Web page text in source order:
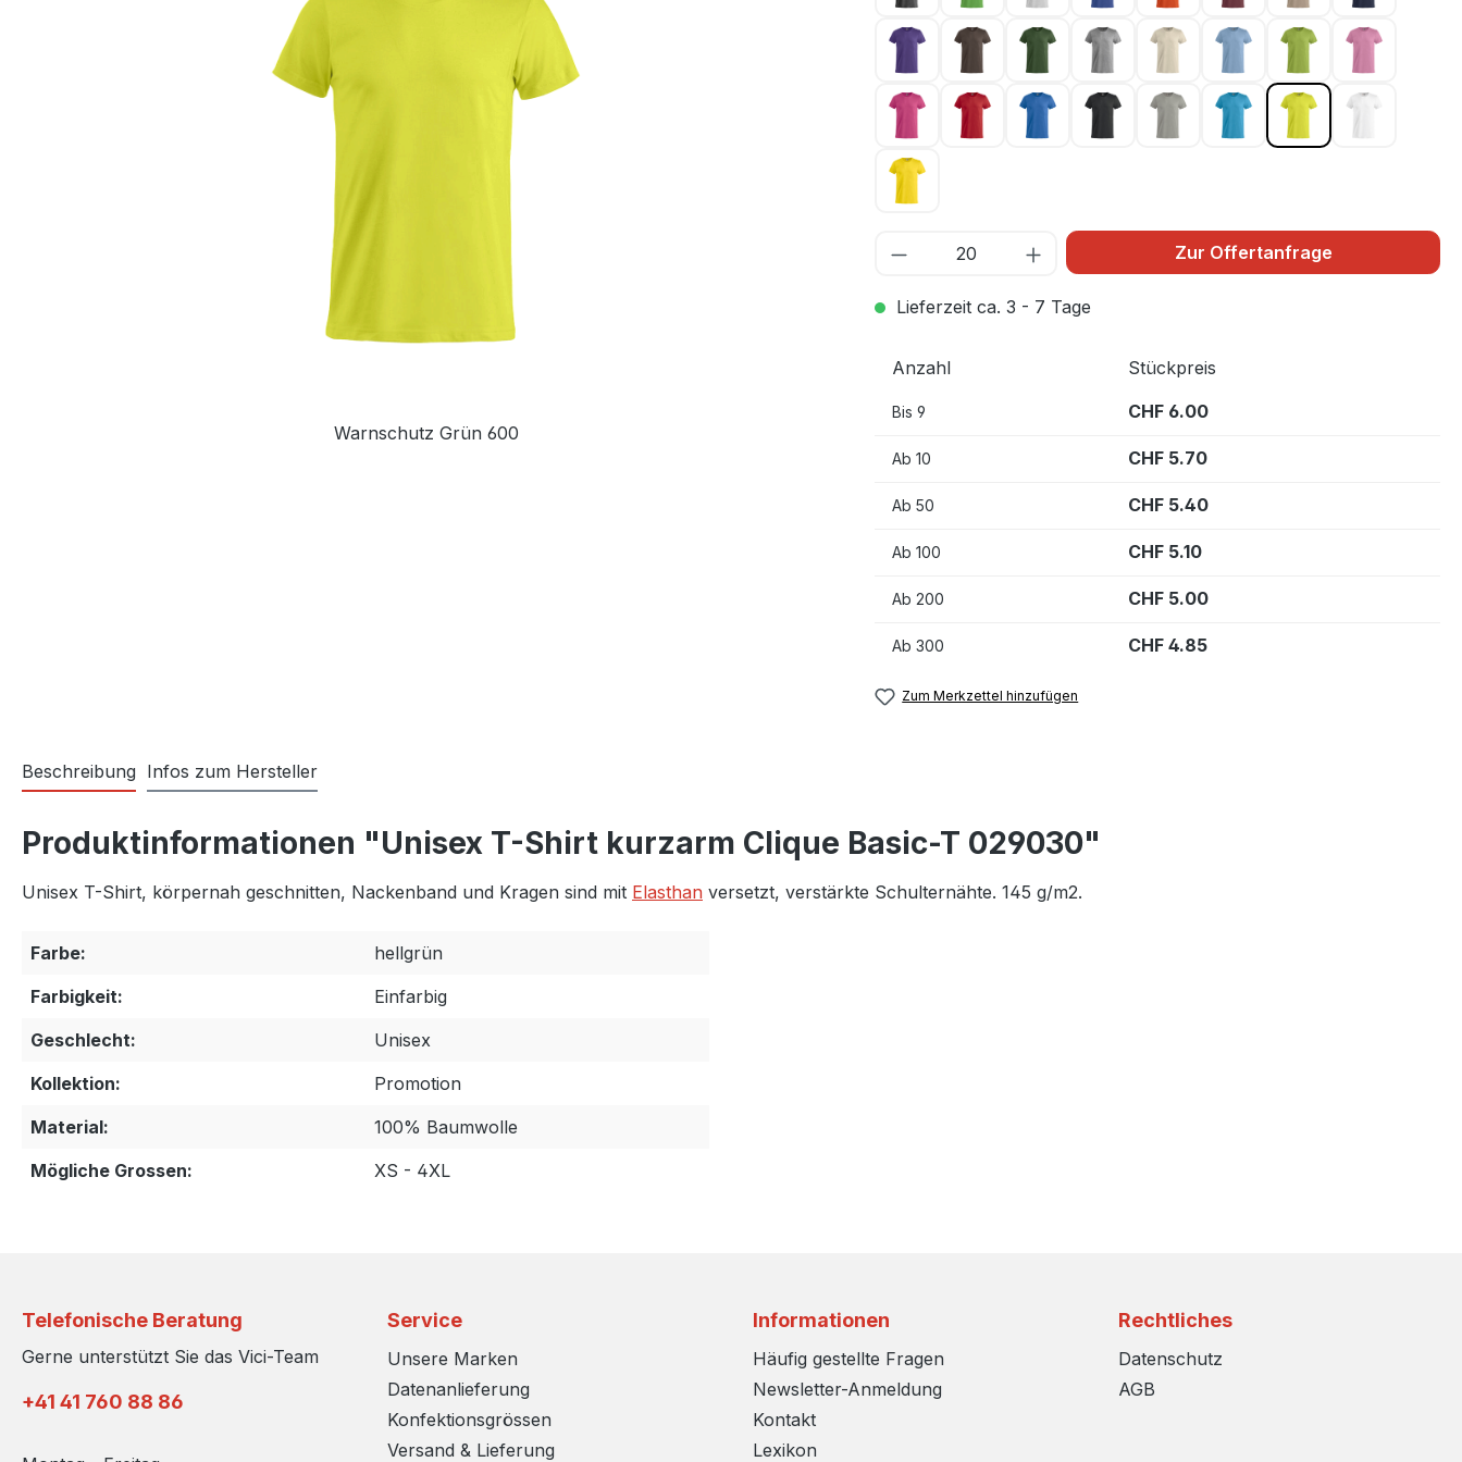
Warnschutz Grün 600
Dunkellila 44Dunkelmocca 825
Flaschengrün 68Graumeliert 95Hellbeige 815Hellblau 57Hellgrün 67
Kirsche 300 Royal Blau 55Schwarz 99Silber 94 Türkis 54
Zur Offertanfrage
Lieferzeit ca. 3 - 7 Tage
Anzahl Stückpreis
Bis 9 CHF 6.00
Ab 10 CHF 5.70
Ab 50 CHF 5.40
Ab 100 CHF 5.10
Ab 200 CHF 5.00
Ab 300 CHF 4.85
Zum Merkzettel hinzufügen
Beschreibung Infos zum Hersteller
Produktinformationen "Unisex T-Shirt kurzarm Clique Basic-T 029030"
Unisex T-Shirt, körpernah geschnitten, Nackenband und Kragen sind mit Elasthan versetzt, verstärkte Schulternähte. 145 g/m2.
Farbe:
hellgrün
Farbigkeit:
Einfarbig
Geschlecht:
Unisex
Kollektion:
Promotion
Material:
100% Baumwolle
Mögliche Grossen:
XS - 4XL
Telefonische Beratung
Gerne unterstützt Sie das Vici-Team
+41 41 760 88 86
Service
Unsere Marken
Datenanlieferung
Konfektionsgrössen
Versand & Lieferung
Informationen
Häufig gestellte Fragen
Newsletter-Anmeldung
Kontakt
Lexikon
Rechtliches
Datenschutz
AGB